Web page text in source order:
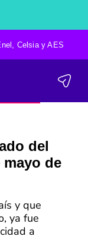
Celsia y AES
del
de
y que
ya fue
a